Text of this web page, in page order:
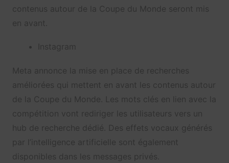
contenus autour de la Coupe du Monde seront mis
en avant.
Instagram
Meta annonce la mise en place de recherches
améliorées qui mettent en avant les contenus autour
de la Coupe du Monde. Les mots clés en lien avec la
compétition vont rediriger les utilisateurs vers un
hub de recherche dédié. Des effets vocaux générés
par l’intelligence artificielle sont également
disponibles dans les messages privés.